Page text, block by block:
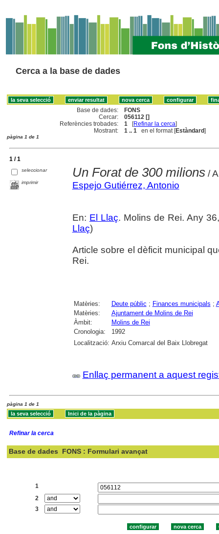
Cerca a la base de dades
Base de dades:
FONS
Cercar:
056112 []
Referències trobades:
1 [Refinar la cerca]
Mostrant:
1 .. 1 en el format [Estàndard]
pàgina 1 de 1
1 / 1
seleccionar
imprimir
Un Forat de 300 milions/
Espejo Gutiérrez, Antonio
En: El Llaç. Molins de Rei. Any
Llaç)
Article sobre el dèficit municipal
Rei.
Matèries: Deute públic ; Finances municipals ;
Matèries:
Ajuntament de Molins de Rei
Àmbit:
Molins de Rei
Cronologia:
1992
Localització: Arxiu Comarcal del Baix Llobregat
Enllaç permanent a aquest
pàgina 1 de 1
Refinar la cerca
Base de dades FONS : Formulari avançat
1
2
3